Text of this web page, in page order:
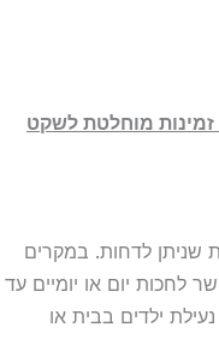
שעות ביממה: זמינות מוחלטת לשקט
שניתן לדחות. במקרים
לחכות יום או יומיים עד
ילדים בבית או